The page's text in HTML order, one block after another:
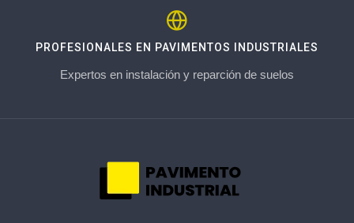
PROFESIONALES EN PAVIMENTOS INDUSTRIALES
Expertos en instalación y reparción de suelos